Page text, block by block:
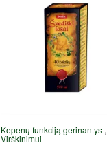
Kepenų funkciją gerinantys,
Virškinimui